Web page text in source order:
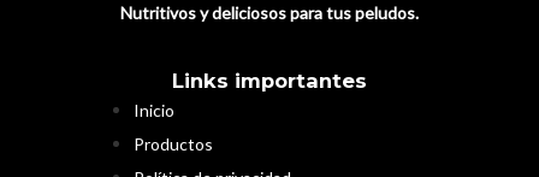
Nutritivos y deliciosos para tus peludos.
Links importantes
Inicio
Productos